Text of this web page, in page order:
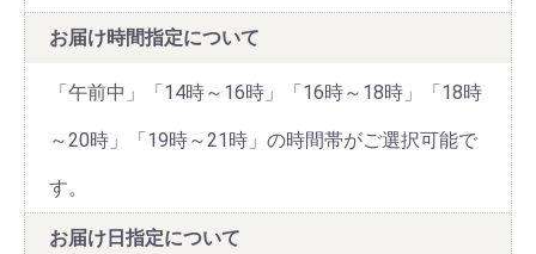
お届け時間指定について
「午前中」「14時～16時」「16時～18時」「18時
～20時」「19時～21時」の時間帯がご選択可能で
す。
お届け日指定について